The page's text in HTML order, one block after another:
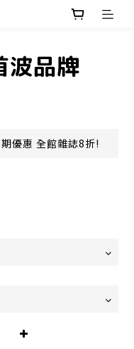
波品牌
優惠 全館雜誌8折!